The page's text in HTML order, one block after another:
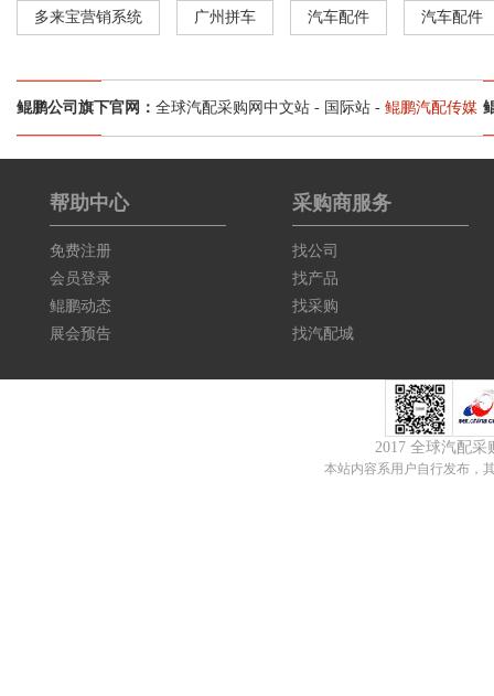
多来宝营销系统 广州拼车 汽车配件 汽车配件
鲲鹏公司旗下官网： 全球汽配采购网中文站 - 国际站 - 鲲鹏汽配传媒
帮助中心
免费注册
会员登录
鲲鹏动态
展会预告
采购商服务
找公司
找产品
找采购
找汽配城
2017 全球汽配
本站内容系用户自行发布，